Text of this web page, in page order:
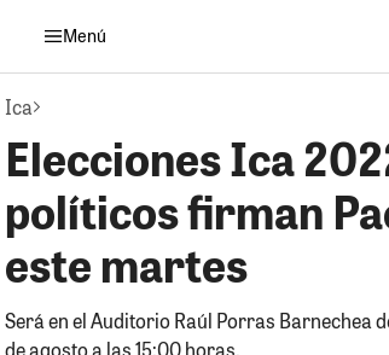
Menú
Ica
Elecciones Ica
políticos firman
este martes
Será en el Auditorio Raúl Porras Barnechea
de agosto a las 15:00 horas.